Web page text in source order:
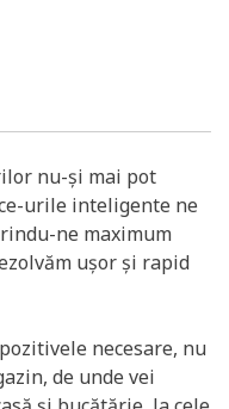
nu-și mai pot
urile inteligente ne
ne maximum
ușor și rapid
necesare, nu
de unde vei